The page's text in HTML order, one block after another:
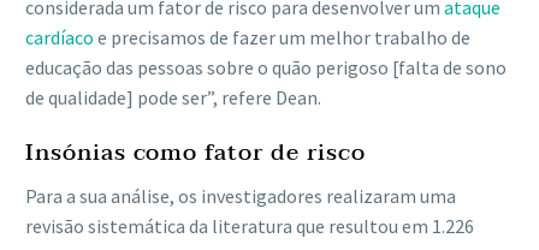
considerada um fator de risco para desenvolver um ataque
cardíaco e precisamos de fazer um melhor trabalho de
educação das pessoas sobre o quão perigoso [falta de sono
de qualidade] pode ser”, refere Dean.
Insónias como fator de risco
Para a sua análise, os investigadores realizaram uma
revisão sistemática da literatura que resultou em 1.226